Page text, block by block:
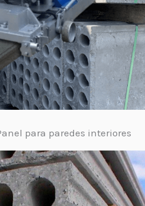
para paredes interiores